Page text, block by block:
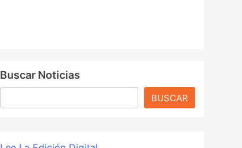
Buscar Noticias
BUSCAR